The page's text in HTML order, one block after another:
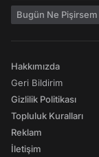
Bugün Ne Pişirsem
Hakkımızda
Geri Bildirim
Gizlilik Politikası
Topluluk Kuralları
Reklam
İletişim